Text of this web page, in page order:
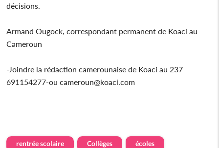
décisions.
Armand Ougock, correspondant permanent de Koaci au
Cameroun
-Joindre la rédaction camerounaise de Koaci au 237
691154277-ou cameroun@koaci.com
rentrée scolaire Collèges écoles